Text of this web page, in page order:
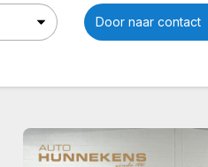
Door naar contact